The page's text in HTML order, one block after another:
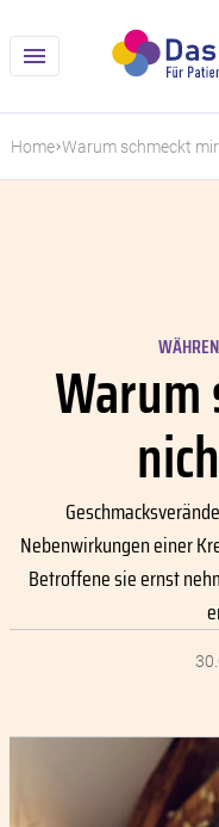
Home Warum schmeckt
Nebenwirkungen einer
Betroffene sie ernst